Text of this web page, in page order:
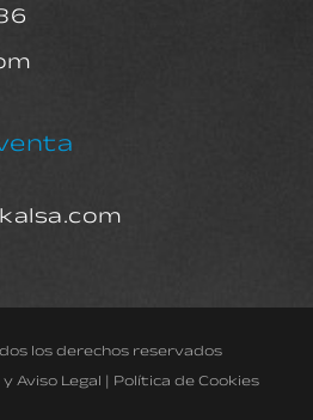
los derechos reservados
Aviso Legal | Política de Cookies